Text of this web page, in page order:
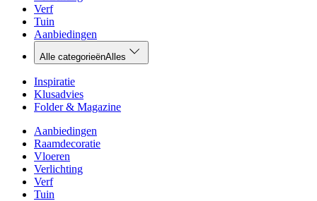
Verf
Tuin
Aanbiedingen
Alle categorieënAlles
Inspiratie
Klusadvies
Folder & Magazine
Aanbiedingen
Raamdecoratie
Vloeren
Verlichting
Verf
Tuin